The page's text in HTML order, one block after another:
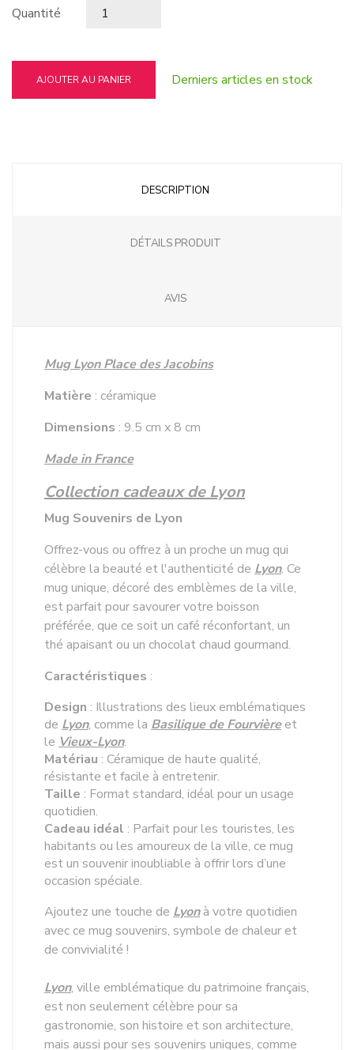
Quantité
AJOUTER AU PANIER Derniers articles en stock
DESCRIPTION
DÉTAILS PRODUIT
AVIS
Mug Lyon Place des Jacobins
Matière : céramique
Dimensions : 9.5 cm x 8 cm
Made in France
Collection cadeaux de Lyon
Mug Souvenirs de Lyon
Offrez-vous ou offrez à un proche un mug qui
célèbre la beauté et l'authenticité de Lyon. Ce
mug unique, décoré des emblèmes de la ville,
est parfait pour savourer votre boisson
préférée, que ce soit un café réconfortant, un
thé apaisant ou un chocolat chaud gourmand.
Caractéristiques :
Design : Illustrations des lieux emblématiques
de Lyon, comme la Basilique de Fourvièreet
le Vieux-Lyon.
Matériau : Céramique de haute qualité,
résistante et facile à entretenir.
Taille : Format standard, idéal pour un usage
quotidien.
Cadeau idéal : Parfait pour les touristes, les
habitants ou les amoureux de la ville, ce mug
est un souvenir inoubliable à offrir lors d’une
occasion spéciale.
Ajoutez une touche de Lyon à votre quotidien
avec ce mug souvenirs, symbole de chaleur et
de convivialité !
Lyon, ville emblématique du patrimoine français,
est non seulement célèbre pour sa
gastronomie, son histoire et son architecture,
mais aussi pour ses souvenirs uniques, comme